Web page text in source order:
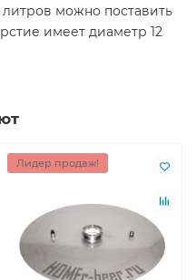
можно поставить
имеет диаметр 12
Лидер продаж!